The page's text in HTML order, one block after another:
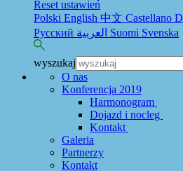
Reset ustawień
Polski English 中文 Castellano
Русский
Suomi Svenska
wyszukaj
O nas
Konferencja 2019
Harmonogram
Dojazd i nocleg
Kontakt
Galeria
Partnerzy
Kontakt